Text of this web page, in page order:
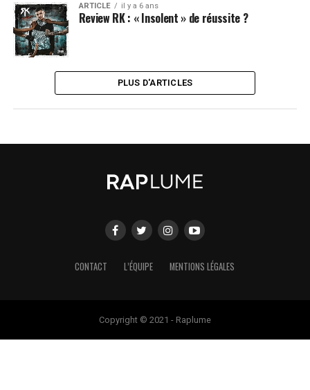
ARTICLE il y a 6 ans
Review RK : « Insolent » de réussite ?
PLUS D'ARTICLES
CONTACT L’ÉQUIPE MENTIONS LÉGALES
Copyright © 2021 - Raplume